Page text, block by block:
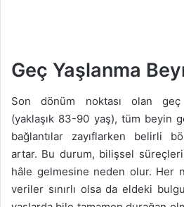
Geç Yaşlanma
Son dönüm noktası olan geç
(yaklaşık 83-90 yaş), tüm beyin
bağlantılar zayıflarken belirli
artar. Bu durum, bilişsel
hâle gelmesine neden olur. Her
veriler sınırlı olsa da eldeki